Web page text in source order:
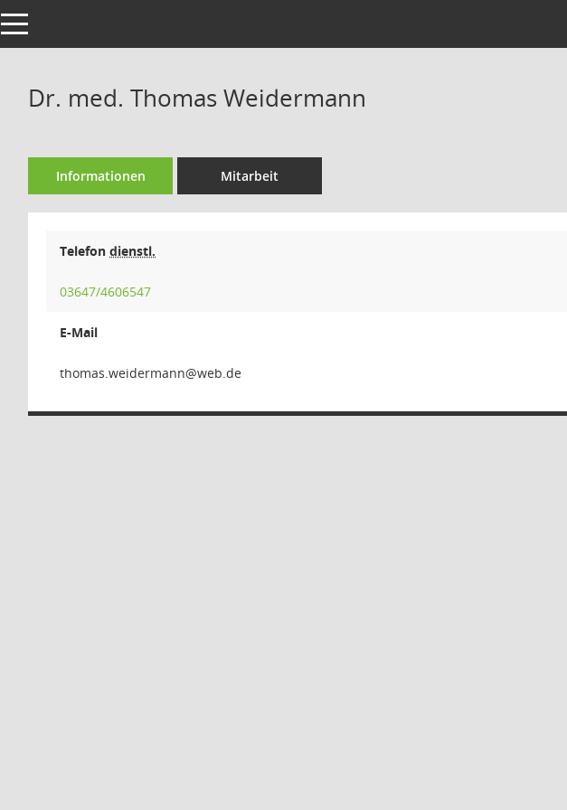
Toggle navigation
Dr. med. Thomas Weidermann
Informationen Mitarbeit
Telefon dienstl.
03647/4606547
E-Mail
nnamredie